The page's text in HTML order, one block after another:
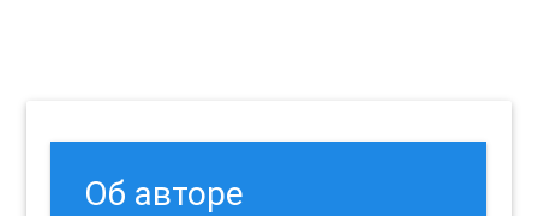
Об авторе